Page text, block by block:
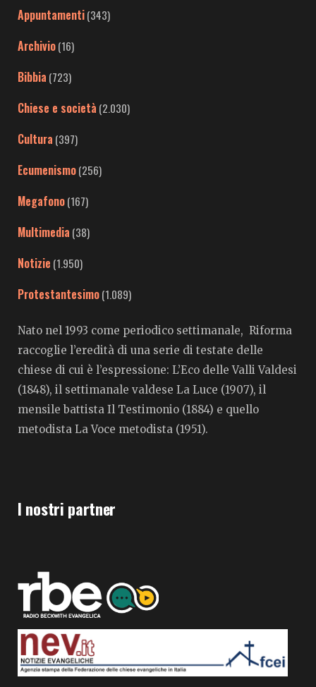
Appuntamenti(343)
Archivio(16)
Bibbia (723)
Chiese e società (2.030)
Cultura (397)
Ecumenismo(256)
Megafono(167)
Multimedia (38)
Notizie (1.950)
Protestantesimo(1.089)
Nato nel 1993 come periodico settimanale, Riforma
raccoglie l’eredità di una serie di testate delle
chiese di cui è l’espressione: L’Eco delle Valli Valdesi
(1848), il settimanale valdese La Luce (1907), il
mensile battista Il Testimonio (1884) e quello
metodista La Voce metodista (1951).
I nostri partner